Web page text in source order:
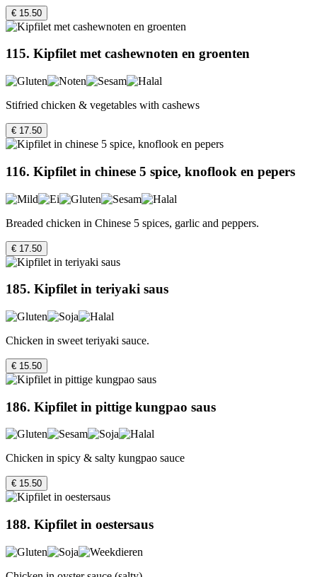
€ 15.50
115. Kipfilet met cashewnoten en groenten
Stifried chicken & vegetables with cashews
€ 17.50
116. Kipfilet in chinese 5 spice, knoflook en pepers
Breaded chicken in Chinese 5 spices, garlic and peppers.
€ 17.50
185. Kipfilet in teriyaki saus
Chicken in sweet teriyaki sauce.
€ 15.50
186. Kipfilet in pittige kungpao saus
Chicken in spicy & salty kungpao sauce
€ 15.50
188. Kipfilet in oestersaus